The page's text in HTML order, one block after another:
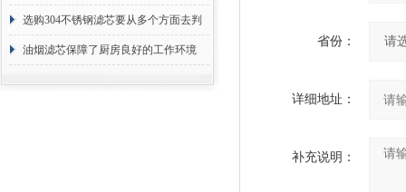
选购304不锈钢滤芯要从多个方面去判
断
油烟滤芯保障了厨房良好的工作环境
省份：
详细地址：
补充说明：